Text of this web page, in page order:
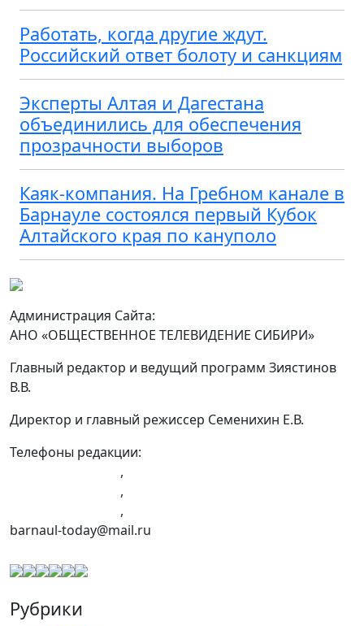
Работать, когда другие ждут.
Российский ответ болоту и санкциям
Эксперты Алтая и Дагестана
объединились для обеспечения
прозрачности выборов
Каяк-компания. На Гребном канале в
Барнауле состоялся первый Кубок
Алтайского края по кануполо
Администрация Сайта:
АНО «ОБЩЕСТВЕННОЕ ТЕЛЕВИДЕНИЕ СИБИРИ»
Главный редактор и ведущий программ Зиястинов
В.В.
Директор и главный режиссер Семенихин Е.В.
Телефоны редакции:
,
,
,
barnaul-today@mail.ru
Рубрики